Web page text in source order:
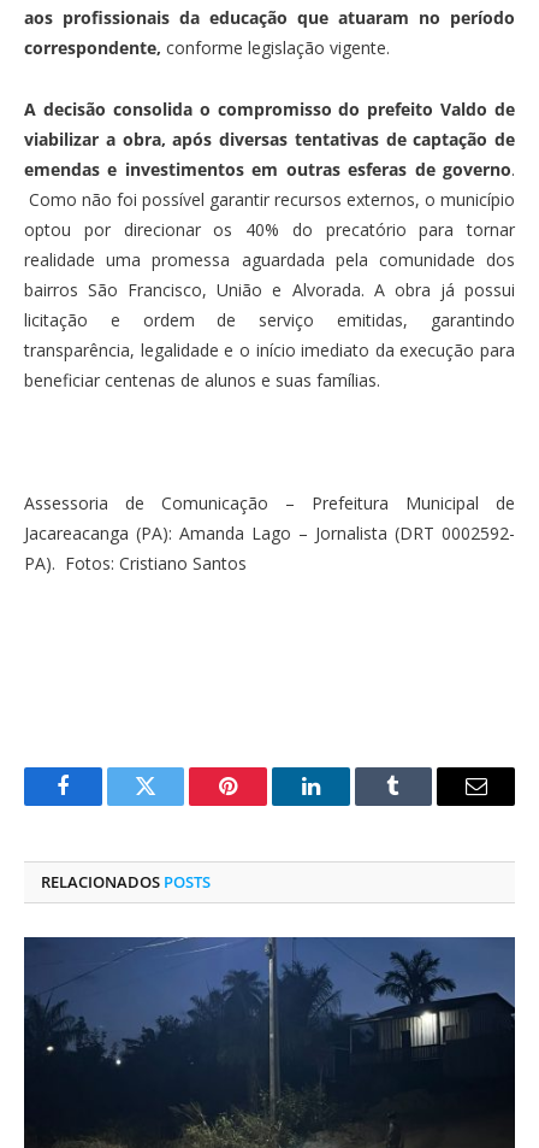
aos profissionais da educação que atuaram no período
correspondente, conforme legislação vigente.
A decisão consolida o compromisso do prefeito Valdo de
viabilizar a obra, após diversas tentativas de captação de
emendas e investimentos em outras esferas de governo.
Como não foi possível garantir recursos externos, o município
optou por direcionar os 40% do precatório para tornar
realidade uma promessa aguardada pela comunidade dos
bairros São Francisco, União e Alvorada. A obra já possui
licitação e ordem de serviço emitidas, garantindo
transparência, legalidade e o início imediato da execução para
beneficiar centenas de alunos e suas famílias.
Assessoria de Comunicação – Prefeitura Municipal de
Jacareacanga (PA): Amanda Lago – Jornalista (DRT 0002592-
PA). Fotos: Cristiano Santos
FacebookTwitter Pinterest O
Tumblr
E-
RELACIONADOS POSTS